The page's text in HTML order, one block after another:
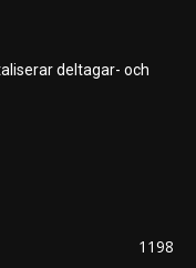
deltagar- och
1198